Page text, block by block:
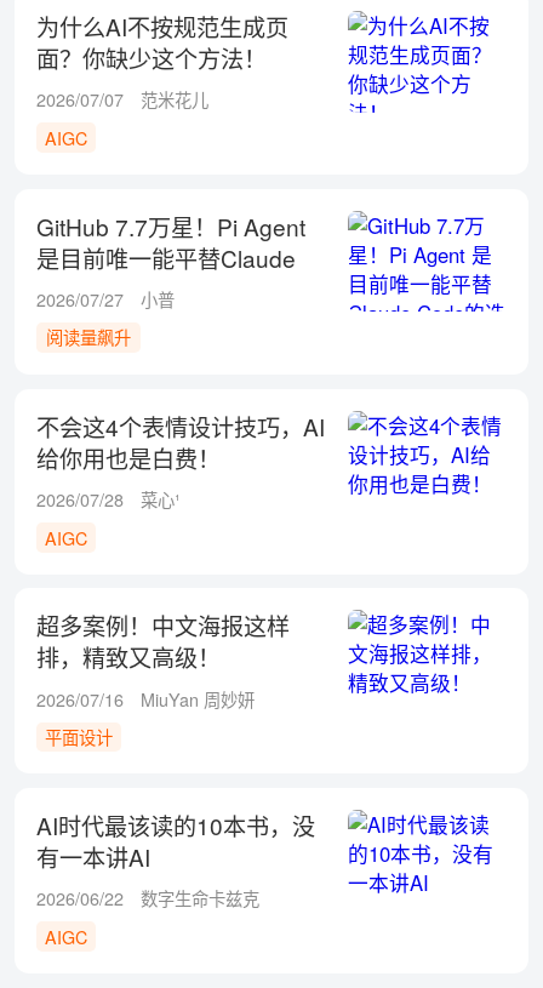
为什么AI不按规范生成页
面？你缺少这个方法！
2026/07/07
范米花儿
AIGC
GitHub 7.7万星！Pi Agent
是目前唯一能平替Claude
Code的选择
2026/07/27
小普
阅读量飙升
不会这4个表情设计技巧，AI
给你用也是白费！
2026/07/28
菜心¹
AIGC
超多案例！中文海报这样
排，精致又高级！
2026/07/16
MiuYan 周妙妍
平面设计
AI时代最该读的10本书，没
有一本讲AI
2026/06/22
数字生命卡兹克
AIGC